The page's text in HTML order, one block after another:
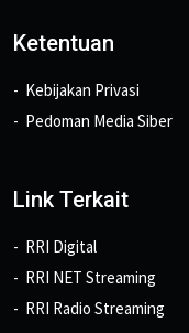
Ketentuan
Kebijakan Privasi
Pedoman Media Siber
Link Terkait
RRI Digital
RRI NET Streaming
RRI Radio Streaming